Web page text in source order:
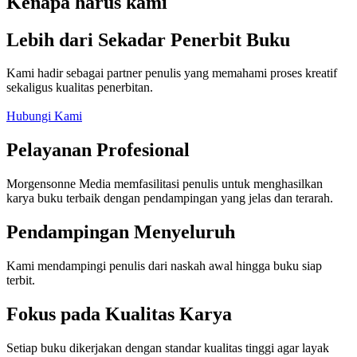
Lebih dari Sekadar Penerbit Buku
Kami hadir sebagai partner penulis yang memahami proses kreatif
sekaligus kualitas penerbitan.
Hubungi Kami
Pelayanan Profesional
Morgensonne Media memfasilitasi penulis untuk menghasilkan
karya buku terbaik dengan pendampingan yang jelas dan terarah.
Pendampingan Menyeluruh
Kami mendampingi penulis dari naskah awal hingga buku siap
terbit.
Fokus pada Kualitas Karya
Setiap buku dikerjakan dengan standar kualitas tinggi agar layak